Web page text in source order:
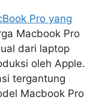
Pro yang
Macbook Pro
dari laptop
oleh Apple.
tergantung
Macbook Pro